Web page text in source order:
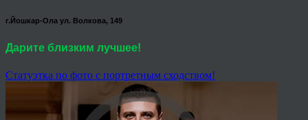
г.Йошкар-Ола ул. Волкова, 149
Дарите близким лучшее!
Статуэтка по фото с портретным сходством!